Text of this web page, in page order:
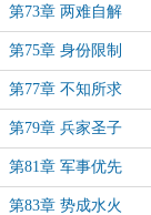
第73章 两难自解
第75章 身份限制
第77章 不知所求
第79章 兵家圣子
第81章 军事优先
第83章 势成水火